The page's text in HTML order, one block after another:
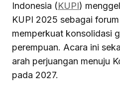
Indonesia (KUPI)
KUPI 2025 sebagai
memperkuat konsolidasi
perempuan. Acara ini
arah perjuangan menuju
pada 2027.